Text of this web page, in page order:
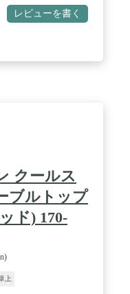
レビューを書く
クールス
ブルトップ
ド) 170-
上